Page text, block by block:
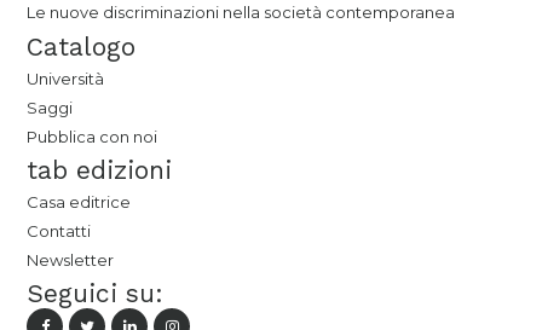
Le nuove discriminazioni nella società contemporanea
Catalogo
Università
Saggi
Pubblica con noi
tab edizioni
Casa editrice
Contatti
Newsletter
Seguici su: